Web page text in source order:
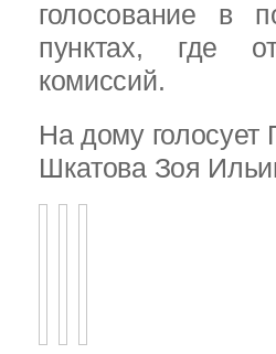
голосование в
пунктах, где
комиссий.
На дому голосует
Шкатова Зоя